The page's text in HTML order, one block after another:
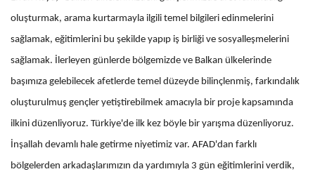
oluşturmak, arama kurtarmayla ilgili temel bilgileri edinmelerini
sağlamak, eğitimlerini bu şekilde yapıp iş birliği ve sosyalleşmelerini
sağlamak. İlerleyen günlerde bölgemizde ve Balkan ülkelerinde
başımıza gelebilecek afetlerde temel düzeyde bilinçlenmiş, farkındalık
oluşturulmuş gençler yetiştirebilmek amacıyla bir proje kapsamında
ilkini düzenliyoruz. Türkiye'de ilk kez böyle bir yarışma düzenliyoruz.
İnşallah devamlı hale getirme niyetimiz var. AFAD'dan farklı
bölgelerden arkadaşlarımızın da yardımıyla 3 gün eğitimlerini verdik,